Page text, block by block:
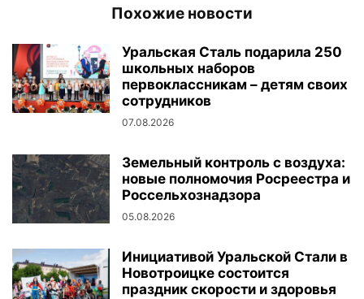
Похожие новости
Уральская Сталь подарила 250
школьных наборов
первоклассникам – детям своих
сотрудников
07.08.2026
Земельный контроль с воздуха:
новые полномочия Росреестра и
Россельхознадзора
05.08.2026
Инициативой Уральской Стали в
Новотроицке состоится
праздник скорости и здоровья